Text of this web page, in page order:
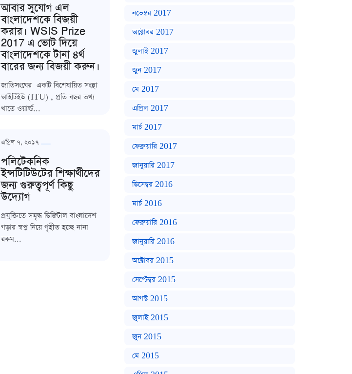
আবার সুযোগ এল
বাংলাদেশকে বিজয়ী
করার। WSIS Prize
2017 এ ভোট দিয়ে
বাংলাদেশকে টানা ৪র্থ
বারের জন্য বিজয়ী করুন।
জাতিসংঘের একটি বিশেষায়িত সংস্থা
আইটিইউ (ITU) , প্রতি বছর তথ্য
খাতে ওয়ার্ল্ড...
এপ্রিল ৭, ২০১৭
পলিটেকনিক
ইন্সটিটিউটের শিক্ষার্থীদের
জন্য গুরুত্বপূর্ণ কিছু
উদ্যোগ
প্রযুক্তিতে সমৃদ্ধ ডিজিটাল বাংলাদেশ
গড়ার স্বপ্ন নিয়ে গৃহীত হচ্ছে নানা
রকম...
নভেম্বর 2017
অক্টোবর 2017
জুলাই 2017
জুন 2017
মে 2017
এপ্রিল 2017
মার্চ 2017
ফেব্রুয়ারি 2017
জানুয়ারি 2017
ডিসেম্বর 2016
মার্চ 2016
ফেব্রুয়ারি 2016
জানুয়ারি 2016
অক্টোবর 2015
সেপ্টেম্বর 2015
আগস্ট 2015
জুলাই 2015
জুন 2015
মে 2015